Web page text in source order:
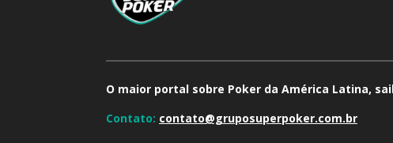
O maior portal sobre Poker da América Latina,
Contato: contato@gruposuperpoker.com.br